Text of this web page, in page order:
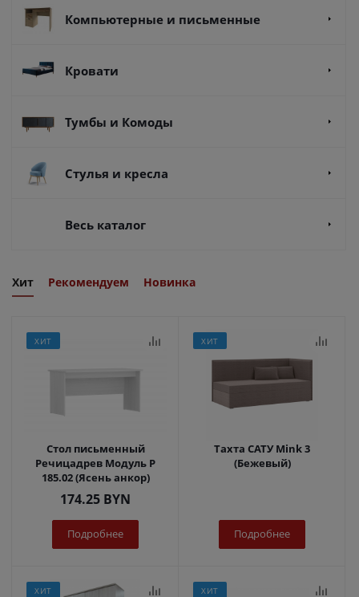
Компьютерные и письменные
Кровати
Тумбы и Комоды
Стулья и кресла
Весь каталог
Хит Рекомендуем Новинка
ХИТ
Стол письменный
Речицадрев Модуль Р
185.02 (Ясень анкор)
174.25 BYN
Подробнее
ХИТ
Тахта САТУ Mink 3
(Бежевый)
Подробнее
ХИТ ХИТ